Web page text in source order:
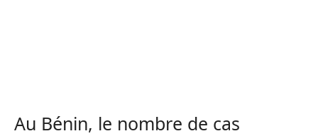
Au Bénin, le nombre de cas